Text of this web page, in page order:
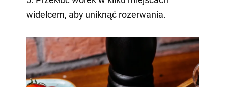
widelcem, aby uniknąć rozerwania.